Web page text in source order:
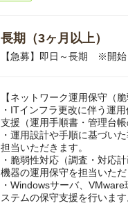
長期（3ヶ月以上）
【急募】即日～長期 ※開始
【ネットワーク運用保守（
・ITインフラ更改に伴う運
支援（運用手順書・管理台帳
・運用設計や手順に基づい
担当いただきます。
・脆弱性対応（調査・対応
機器の運用保守を担当いただ
・Windowsサーバ、
ステムの保守支援を行います